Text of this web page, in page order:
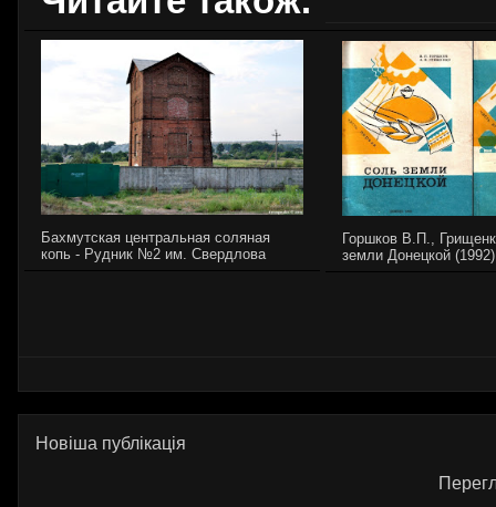
Бахмутская центральная соляная
копь - Рудник №2 им. Свердлова
Горшков В.П.,
земли Донецкой (1992)
Новіша публікація